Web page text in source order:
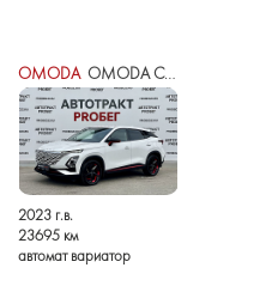
OMODAOMODA C5 I
2023 г.в.
23695 км
автомат вариатор